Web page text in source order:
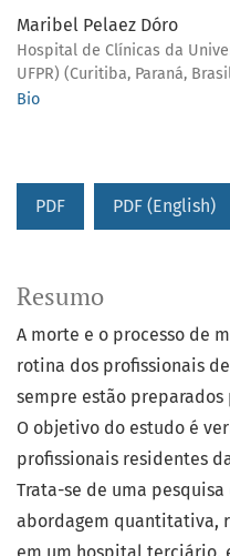
Maribel Pelaez Dóro
Hospital de Clínicas da
UFPR) (Curitiba, Paraná,
Bio
PDF PDF (English)
Resumo
A morte e o processo de
rotina dos profissionais
sempre estão
O objetivo do estudo é
profissionais residentes
Trata-se de uma
abordagem quantitativa,